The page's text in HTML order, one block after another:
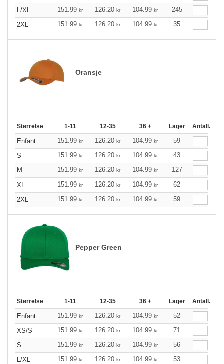
L/XL
151.99 kr 126.20 kr 104.99 kr
245
2XL
151.99 kr 126.20 kr 104.99 kr 35
Oransje
Størrelse 1-11 12-35 36 + Lager Antall.
Enfant 151.99 kr 126.20 kr 104.99 kr
59
S
151.99 kr 126.20 kr 104.99 kr
43
M
151.99 kr 126.20 kr 104.99 kr
127
XL
151.99 kr 126.20 kr 104.99 kr
62
2XL
151.99 kr 126.20 kr 104.99 kr 59
Pepper Green
Størrelse 1-11 12-35 36 + Lager Antall.
Enfant 151.99 kr 126.20 kr 104.99 kr
52
XS/S
151.99 kr 126.20 kr 104.99 kr
71
S
151.99 kr 126.20 kr 104.99 kr
56
L/XL
151.99 kr 126.20 kr 104.99 kr 53